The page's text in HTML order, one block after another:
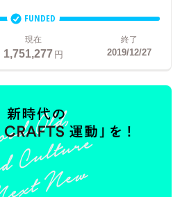
FUNDED
現在
1,751,277円
終了
2019/12/27